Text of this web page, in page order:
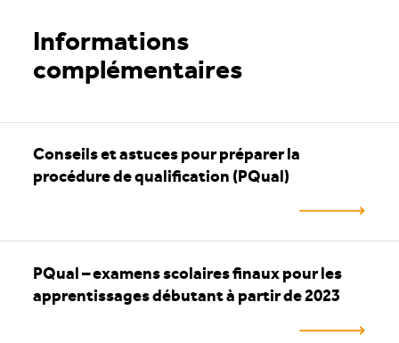
Informations
complémentaires
Conseils et astuces pour préparer la
procédure de qualification (PQual)
PQual – examens scolaires finaux pour les
apprentissages débutant à partir de 2023